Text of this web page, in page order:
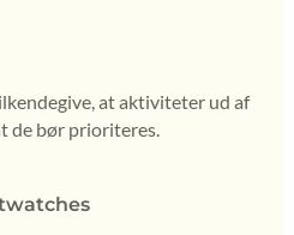
at aktiviteter ud af
de bør prioriteres.